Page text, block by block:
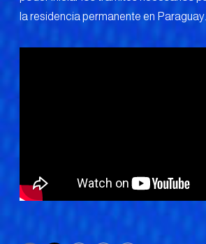
la residencia permanente en Paraguay.